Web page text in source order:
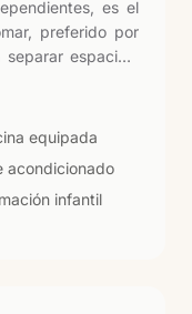
es el
preferido por
espacios.
individual o
baño con
y actividades
equipada
acondicionado
infantil